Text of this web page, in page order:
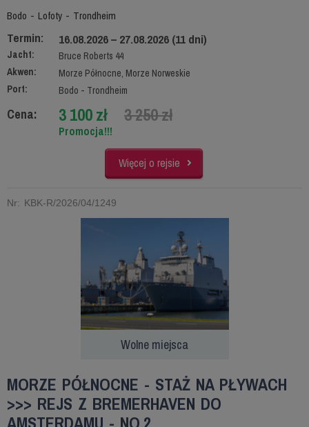
Bodo - Lofoty - Trondheim
Termin: 16.08.2026 – 27.08.2026 (11 dni)
Jacht:
Bruce Roberts 44
Akwen:
Morze Północne, Morze Norweskie
Port:
Bodo - Trondheim
Cena: 3 100 zł 3 250 zł
Promocja!!!
Więcej o rejsie
Nr: KBK-R/2026/04/1249
Wolne miejsca
MORZE PÓŁNOCNE - STAŻ NA PŁYWACH
>>> REJS Z BREMERHAVEN DO